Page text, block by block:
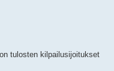
tulosten kilpailusijoitukset